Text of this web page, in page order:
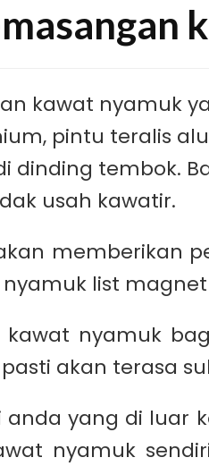
kawat nyamuk
pintu teralis
dinding tembok.
usah kawatir.
memberikan
list
nyamuk
akan terasa
anda yang di luar
nyamuk